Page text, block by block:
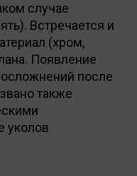
случае
Встречается и
(хром,
Появление
после
также
уколов